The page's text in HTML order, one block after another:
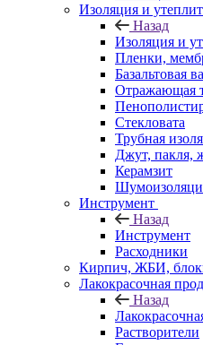
Изоляция и
Назад
Изоляция и
Пленки,
Базальтовая
Отражающая
Стекловата
Трубная
Джут, пакля,
Керамзит
Инструмент
Назад
Инструмент
Расходники
Кирпич, ЖБИ,
Лакокрасочная
Назад
Растворители